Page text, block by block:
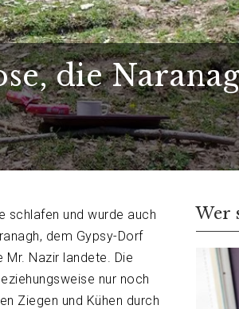
die
schlafen und wurde auch
dem Gypsy-Dorf
Mr. Nazir landete. Die
nur noch
Ziegen und Kühen durch
Wer